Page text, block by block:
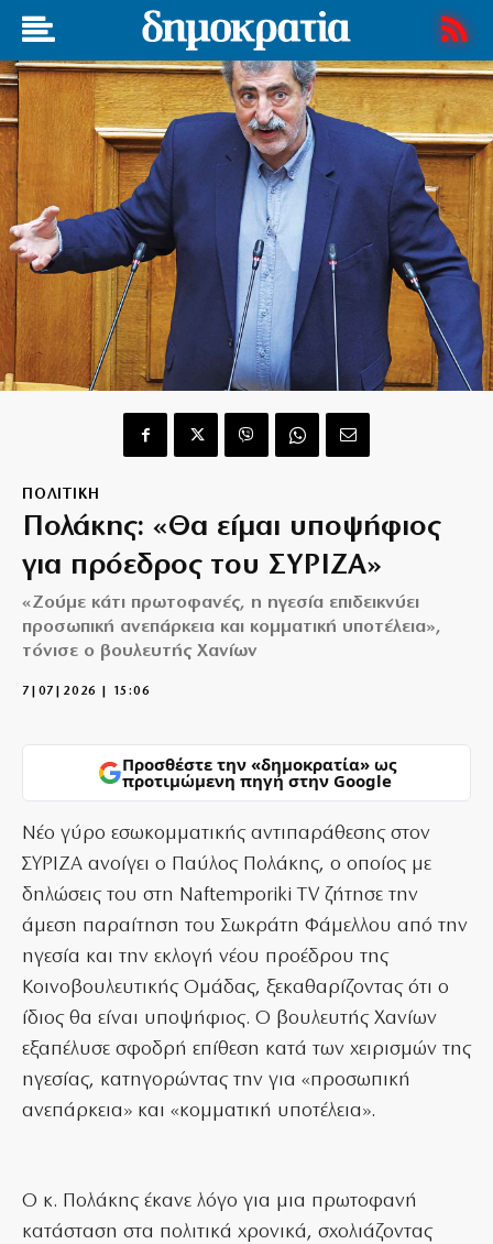
ΠΟΛΙΤΙΚΗ
Πολάκης: «Θα είμαι υποψήφιος
για πρόεδρος του ΣΥΡΙΖΑ»
«Ζούμε κάτι πρωτοφανές, η ηγεσία επιδεικνύει
προσωπική ανεπάρκεια και κομματική υποτέλεια»,
τόνισε ο βουλευτής Χανίων
7|07|2026 | 15:06
Προσθέστε την «δημοκρατία» ως
προτιμώμενη πηγή στην Google
Νέο γύρο εσωκομματικής αντιπαράθεσης στον
ΣΥΡΙΖΑ ανοίγει ο Παύλος Πολάκης, ο οποίος με
δηλώσεις του στη Naftemporiki TV ζήτησε την
άμεση παραίτηση του Σωκράτη Φάμελλου από την
ηγεσία και την εκλογή νέου προέδρου της
Κοινοβουλευτικής Ομάδας, ξεκαθαρίζοντας ότι ο
ίδιος θα είναι υποψήφιος. Ο βουλευτής Χανίων
εξαπέλυσε σφοδρή επίθεση κατά των χειρισμών της
ηγεσίας, κατηγορώντας την για «προσωπική
ανεπάρκεια» και «κομματική υποτέλεια».
Ο κ. Πολάκης έκανε λόγο για μια πρωτοφανή
κατάσταση στα πολιτικά χρονικά, σχολιάζοντας